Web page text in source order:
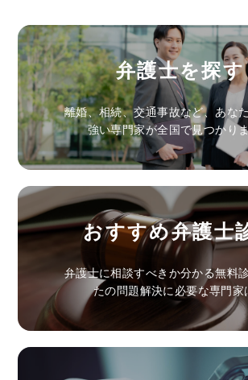
弁護士を探す
離婚、相続、交通事故など、あな
強い専門家が全国で見つかり
おすすめ弁護士
弁護士に相談すべきか分かる無料
たの問題解決に必要な専門家